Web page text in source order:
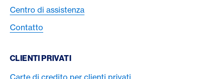
Centro di assistenza
Contatto
CLIENTI PRIVATI
Carte di credito per clienti privati